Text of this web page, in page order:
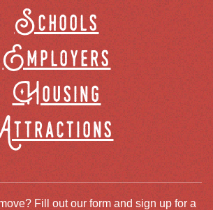
Schools
Employers
Housing
Attractions
Fill out our form and sign up for a